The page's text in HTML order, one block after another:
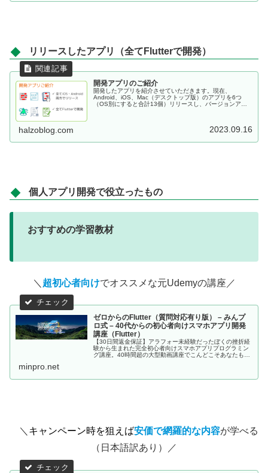
リリースしたアプリ（全てFlutterで開発）
開発アプリのご紹介
開発したアプリを紹介させていただきます。現在、
Android、iOS、Mac（デスクトップ版）のアプリを6つ
（OS別にすると合計13個）リリースし、バージョンアッ
halzoblog.com 2023.09.16
個人アプリ開発で役立ったもの
おすすめの学習教材
＼ 超初心者向けでオススメな元Udemyの講座／
ゼロからのFlutter（質問対応有り版） – みんプ
ロ式 – 40代からの初心者向けスマホアプリ開発
講座（Flutter）
【30日間返金保証】アラフォー未経験だったぼくの挫折経
験から生まれた完全初心者向けスマホアプリプログラミン
グ講座。40時間超の大型動画講座でこんどこそあなたもス
minpro.net
＼ キャンペーン時を狙えば安価で網羅的な内容が学べる
（日本語訳あり）／